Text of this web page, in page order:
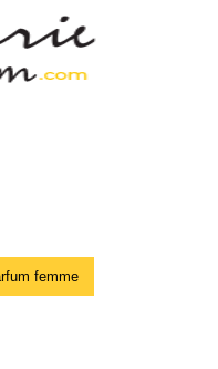
femme